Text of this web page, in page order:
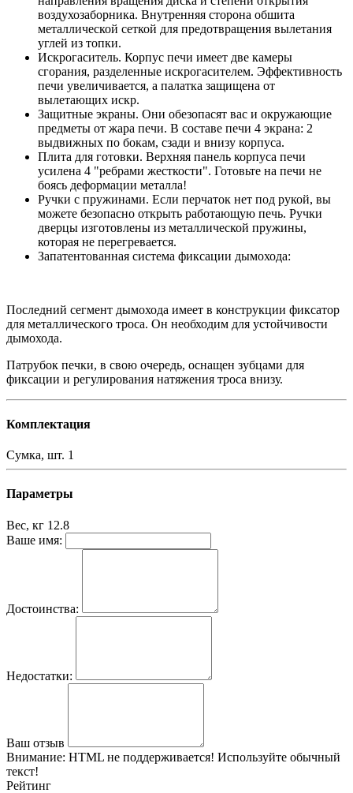
воздухозаборника. Внутренняя сторона обшита
металлической сеткой для предотвращения вылетания
углей из топки.
Искрогаситель. Корпус печи имеет две камеры
сгорания, разделенные искрогасителем. Эффективность
печи увеличивается, а палатка защищена от
вылетающих искр.
Защитные экраны. Они обезопасят вас и окружающие
предметы от жара печи. В составе печи 4 экрана: 2
выдвижных по бокам, сзади и внизу корпуса.
Плита для готовки. Верхняя панель корпуса печи
усилена 4 "ребрами жесткости". Готовьте на печи не
боясь деформации металла!
Ручки с пружинами. Если перчаток нет под рукой, вы
можете безопасно открыть работающую печь. Ручки
дверцы изготовлены из металлической пружины,
которая не перегревается.
Запатентованная система фиксации дымохода:
Последний сегмент дымохода имеет в конструкции фиксатор
для металлического троса. Он необходим для устойчивости
дымохода.
Патрубок печки, в свою очередь, оснащен зубцами для
фиксации и регулирования натяжения троса внизу.
Комплектация
Сумка, шт. 1
Параметры
Вес, кг 12.8
Ваше имя:
Достоинства:
Недостатки:
Ваш отзыв
Внимание: HTML не поддерживается! Используйте обычный
текст!
Рейтинг